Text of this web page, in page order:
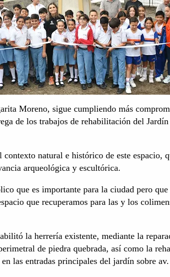
Moreno, sigue cumpliendo más
de los trabajos de rehabilitación del
natural e histórico de este espacio,
arqueológica y escultórica.
que es importante para la ciudad pero
que recuperamos para las y los
la herrería existente, mediante la
de piedra quebrada, así como la
las entradas principales del jardín sobre